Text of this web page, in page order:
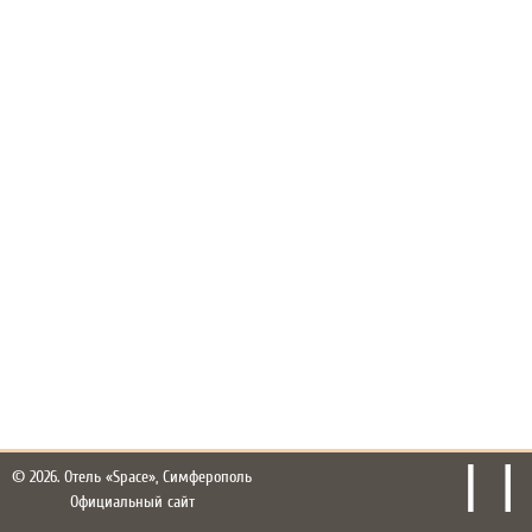
© 2026. Отель «Space», Симферополь
Официальный сайт